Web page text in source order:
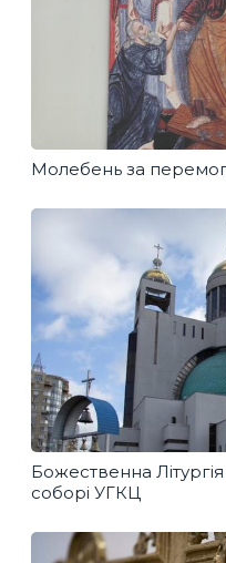
Молебень за
Божественна
соборі УГКЦ